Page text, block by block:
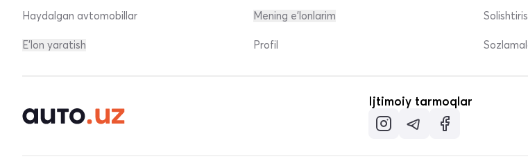
Haydalgan avtomobillar
E'lon yaratish
Mening e'lonlarim
Profil
Ijtimoiy tarmoqlar